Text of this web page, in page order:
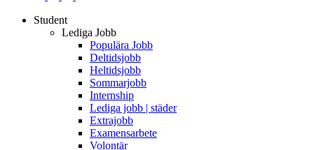
Student
Lediga Jobb
Populära Jobb
Deltidsjobb
Heltidsjobb
Sommarjobb
Internship
Lediga jobb | städer
Extrajobb
Examensarbete
Volontär